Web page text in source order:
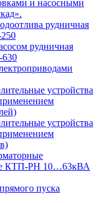
и насосными
рудничная
рудничная
устройства
устройства
КТП-РН 10…63кВА
пуска